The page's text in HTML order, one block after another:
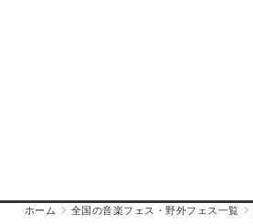
ホーム 全国の音楽フェス・野外フェス一覧